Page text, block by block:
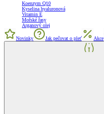
Koenzym Q10
Kyselina hyaluronová
Vitamin E
Mořské řasy
Arganový olej
Novinky Jak pečovat o pleť Akce